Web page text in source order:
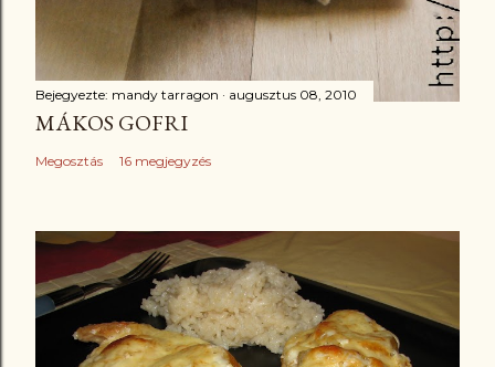
Bejegyezte: mandy tarragon augusztus 08, 2010
MÁKOS GOFRI
Megosztás 16 megjegyzés